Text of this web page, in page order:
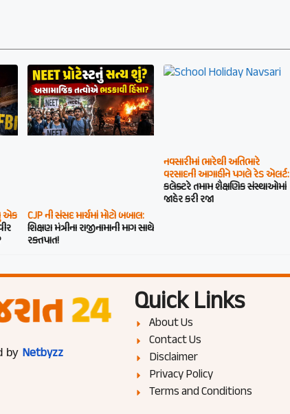
એક CJP ની સંસદ માર્ચમાં મોટો બબાલ:
શિક્ષણ મંત્રીના રાજીનામાની માગ સાથે
રક્તપાત!
નવસારીમાં ભારેથી અતિભારે
વરસાદની આગાહીને પગલે રેડ એલર્ટ:
કલેક્ટરે તમામ શૈક્ષણિક સંસ્થાઓમાં
જાહેર કરી રજા
by Netbyzz
Quick Links
About Us
Contact Us
Disclaimer
Privacy Policy
Terms and Conditions